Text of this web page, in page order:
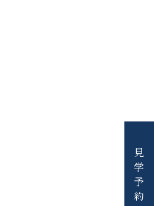
見学予約